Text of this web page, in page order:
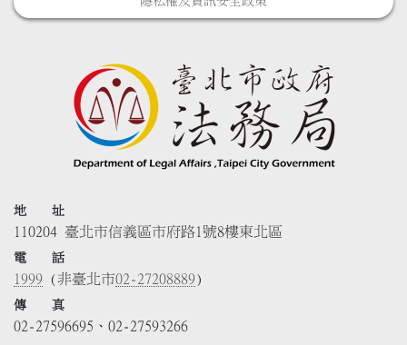
地 址
110204 臺北市信義區市府路1號8樓東北區
電 話
1999 (非臺北市02-27208889)
傳 真
02-27596695、02-27593266